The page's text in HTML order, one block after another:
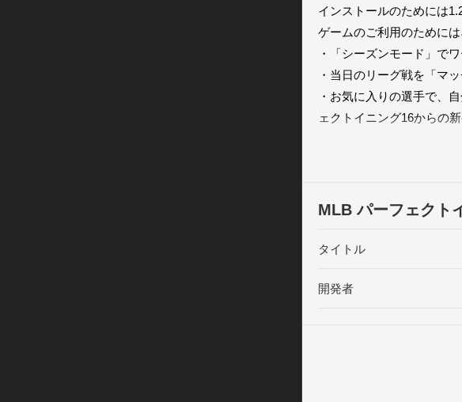
インストールのためには
ゲームのご利用のために
・「シーズンモード」で
・当日のリーグ戦を「マ
・お気に入りの選手で、
ェクトイニング16からの
・グラフィックの向上と
・様々なミッションを達
L.P. Major League
reserved.OFFICIALLY
MLB パーフェクト
タイトル
開発者